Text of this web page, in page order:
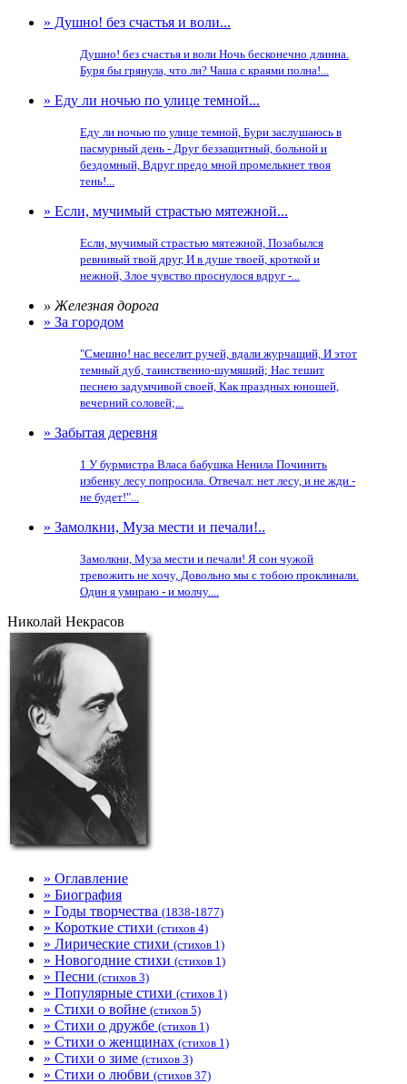
» Душно! без счастья и воли...
Душно! без счастья и воли Ночь бесконечно длинна.
Буря бы грянула, что ли? Чаша с краями полна!...
» Еду ли ночью по улице темной...
Еду ли ночью по улице темной, Бури заслушаюсь в
пасмурный день - Друг беззащитный, больной и
бездомный, Вдруг предо мной промелькнет твоя
тень!...
» Если, мучимый страстью мятежной...
Если, мучимый страстью мятежной, Позабылся
ревнивый твой друг, И в душе твоей, кроткой и
нежной, Злое чувство проснулося вдруг -...
» Железная дорога
» За городом
"Смешно! нас веселит ручей, вдали журчащий, И этот
темный дуб, таинственно-шумящий; Нас тешит
песнею задумчивой своей, Как праздных юношей,
вечерний соловей;...
» Забытая деревня
1 У бурмистра Власа бабушка Ненила Починить
избенку лесу попросила. Отвечал: нет лесу, и не жди -
не будет!"...
» Замолкни, Муза мести и печали!..
Замолкни, Муза мести и печали! Я сон чужой
тревожить не хочу, Довольно мы с тобою проклинали.
Один я умираю - и молчу....
Николай Некрасов
» Оглавление
» Биография
» Годы творчества (1838-1877)
» Короткие стихи (стихов 4)
» Лирические стихи (стихов 1)
» Новогодние стихи (стихов 1)
» Песни (стихов 3)
» Популярные стихи (стихов 1)
» Стихи о войне (стихов 5)
» Стихи о дружбе (стихов 1)
» Стихи о женщинах (стихов 1)
» Стихи о зиме (стихов 3)
» Стихи о любви (стихов 37)